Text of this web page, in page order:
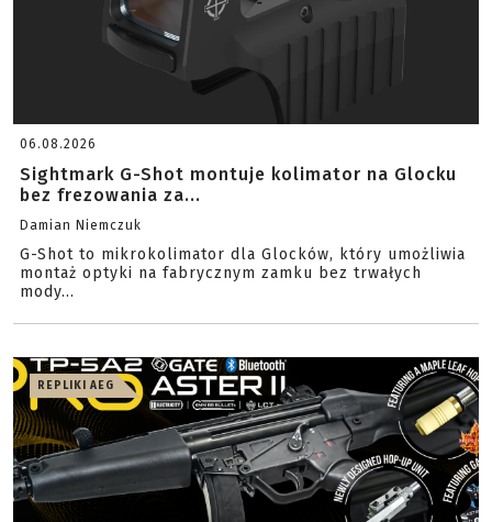
06.08.2026
Sightmark G-Shot montuje kolimator na Glocku
bez frezowania za...
Damian Niemczuk
G-Shot to mikrokolimator dla Glocków, który umożliwia
montaż optyki na fabrycznym zamku bez trwałych
mody...
REPLIKI AEG